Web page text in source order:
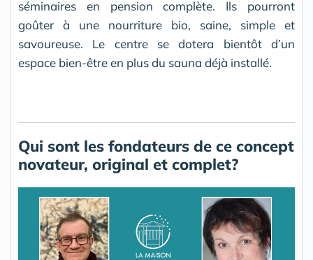
séminaires en pension complète. Ils pourront
goûter à une nourriture bio, saine, simple et
savoureuse. Le centre se dotera bientôt d’un
espace bien-être en plus du sauna déjà installé.
Qui sont les fondateurs de ce concept
novateur, original et complet?